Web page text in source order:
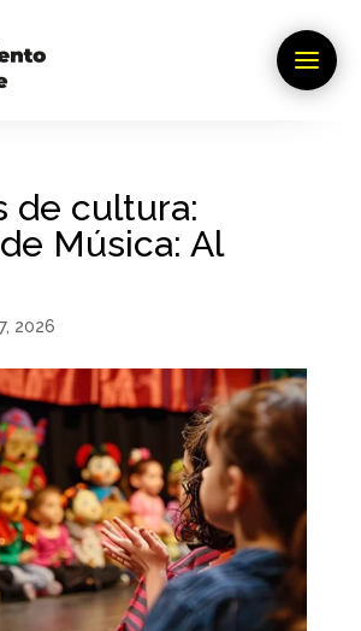
de cultura:
Música: Al
2026